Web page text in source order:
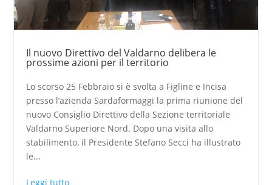
Il nuovo Direttivo del Valdarno delibera le
prossime azioni per il territorio
Lo scorso 25 Febbraio si è svolta a Figline e Incisa
presso l’azienda Sardaformaggi la prima riunione del
nuovo Consiglio Direttivo della Sezione territoriale
Valdarno Superiore Nord. Dopo una visita allo
stabilimento, il Presidente Stefano Secci ha illustrato
le...
Leggi tutto